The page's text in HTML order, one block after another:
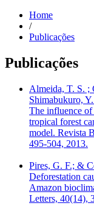
Home
/
Publicações
Publicações
Almeida, T. S. ;
Shimabukuro,
The influence of
tropical forest
model. Revista
495-504, 2013.
Pires, G. F.; &
Deforestation
Amazon
Letters, 40(14),